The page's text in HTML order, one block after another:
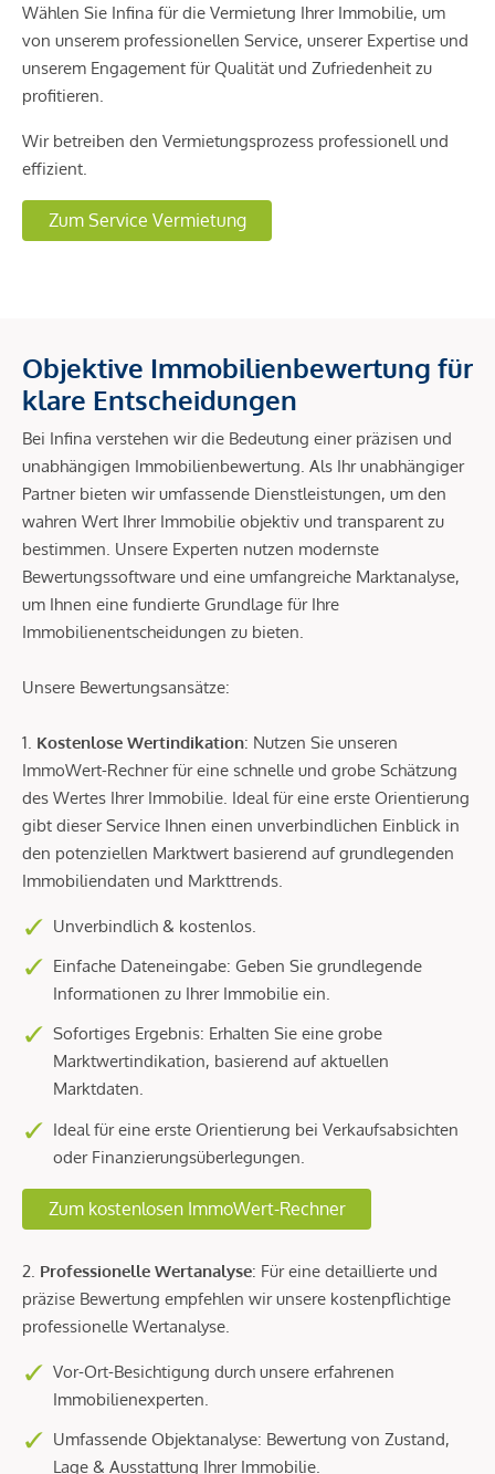
Wählen Sie Infina für die Vermietung Ihrer Immobilie, um
von unserem professionellen Service, unserer Expertise und
unserem Engagement für Qualität und Zufriedenheit zu
profitieren.
Wir betreiben den Vermietungsprozess professionell und
effizient.
Zum Service Vermietung
Objektive Immobilienbewertung für
klare Entscheidungen
Bei Infina verstehen wir die Bedeutung einer präzisen und
unabhängigen Immobilienbewertung. Als Ihr unabhängiger
Partner bieten wir umfassende Dienstleistungen, um den
wahren Wert Ihrer Immobilie objektiv und transparent zu
bestimmen. Unsere Experten nutzen modernste
Bewertungssoftware und eine umfangreiche Marktanalyse,
um Ihnen eine fundierte Grundlage für Ihre
Immobilienentscheidungen zu bieten.
Unsere Bewertungsansätze:
1. Kostenlose Wertindikation: Nutzen Sie unseren
ImmoWert-Rechner für eine schnelle und grobe Schätzung
des Wertes Ihrer Immobilie. Ideal für eine erste Orientierung
gibt dieser Service Ihnen einen unverbindlichen Einblick in
den potenziellen Marktwert basierend auf grundlegenden
Immobiliendaten und Markttrends.
Unverbindlich & kostenlos.
Einfache Dateneingabe: Geben Sie grundlegende
Informationen zu Ihrer Immobilie ein.
Sofortiges Ergebnis: Erhalten Sie eine grobe
Marktwertindikation, basierend auf aktuellen
Marktdaten.
Ideal für eine erste Orientierung bei Verkaufsabsichten
oder Finanzierungsüberlegungen.
Zum kostenlosen ImmoWert-Rechner
2. Professionelle Wertanalyse: Für eine detaillierte und
präzise Bewertung empfehlen wir unsere kostenpflichtige
professionelle Wertanalyse.
Vor-Ort-Besichtigung durch unsere erfahrenen
Immobilienexperten.
Umfassende Objektanalyse: Bewertung von Zustand,
Lage & Ausstattung Ihrer Immobilie.